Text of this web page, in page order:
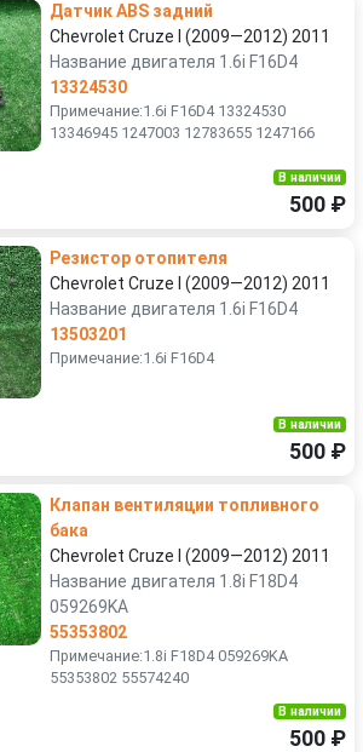
Датчик ABS задний
Chevrolet Cruze I (2009—2012) 2011
Название двигателя 1.6i F16D4
13324530
Примечание:1.6i F16D4 13324530
13346945 1247003 12783655 1247166
В наличии
500 ₽
Резистор отопителя
Chevrolet Cruze I (2009—2012) 2011
Название двигателя 1.6i F16D4
13503201
Примечание:1.6i F16D4
В наличии
500 ₽
Клапан вентиляции топливного
бака
Chevrolet Cruze I (2009—2012) 2011
Название двигателя 1.8i F18D4
059269KA
55353802
Примечание:1.8i F18D4 059269KA
55353802 55574240
В наличии
500 ₽